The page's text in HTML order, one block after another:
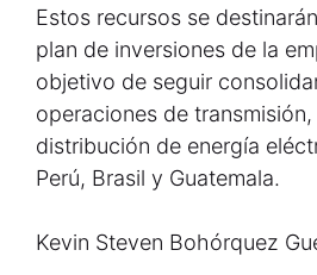
Estos recursos se
plan de inversiones de la
objetivo de seguir
operaciones de
distribución de energía
Perú, Brasil y Guatemala.
Kevin Steven Bohórquez